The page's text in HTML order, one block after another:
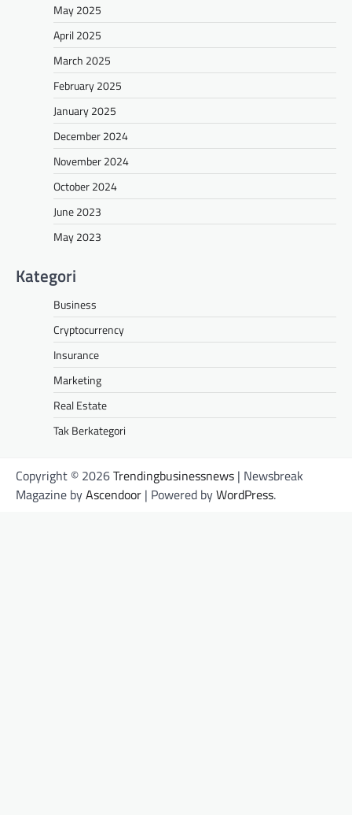
May 2025
April 2025
March 2025
February 2025
January 2025
December 2024
November 2024
October 2024
June 2023
May 2023
Kategori
Business
Cryptocurrency
Insurance
Marketing
Real Estate
Tak Berkategori
Copyright © 2026Trendingbusinessnews | Newsbreak
Magazine byAscendoor | Powered byWordPress.